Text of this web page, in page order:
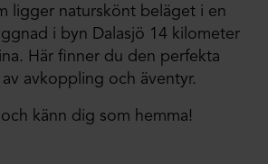
ligger naturskönt beläget i en
i byn Dalasjö 14 kilometer
Här finner du den perfekta
avkoppling och äventyr.
känn dig som hemma!